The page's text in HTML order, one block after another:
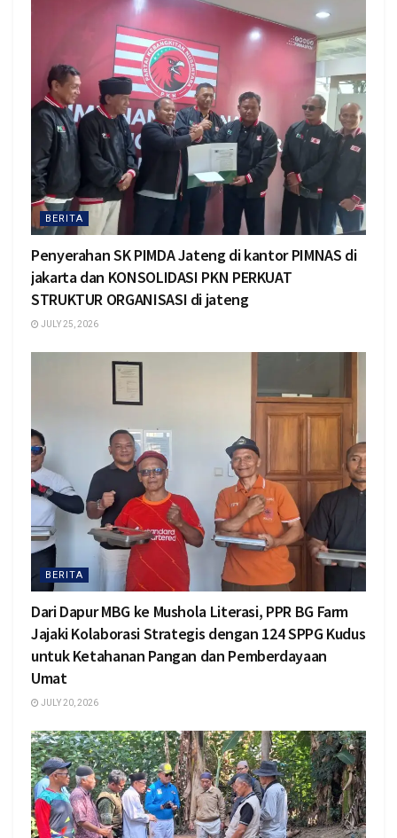
BERITA
Penyerahan SK PIMDA Jateng di kantor PIMNAS di
jakarta dan KONSOLIDASI PKN PERKUAT
STRUKTUR ORGANISASI di jateng
JULY 25, 2026
BERITA
Dari Dapur MBG ke Mushola Literasi, PPR BG Farm
Jajaki Kolaborasi Strategis dengan 124 SPPG Kudus
untuk Ketahanan Pangan dan Pemberdayaan
Umat
JULY 20, 2026